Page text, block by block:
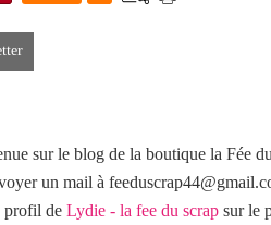
sur le blog de la boutique la Fée
un mail à
profil de Lydie - la fee du scrap sur le